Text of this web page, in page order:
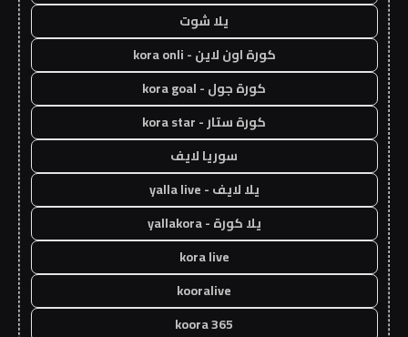
يلا شوت
كورة اون لاين - kora onli
كورة جول - kora goal
كورة ستار - kora star
سوريا لايف
يلا لايف - yalla live
يلا كورة - yallakora
kora live
kooralive
koora 365